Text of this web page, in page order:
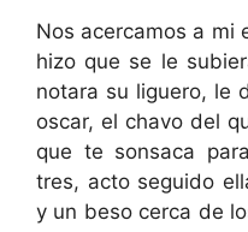
Nos acercamos a mi
hizo que se le
notara su liguero, le
oscar, el chavo del
que te sonsaca
tres, acto seguido
y un beso cerca de